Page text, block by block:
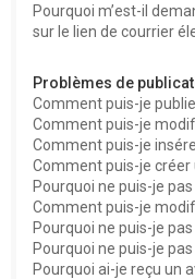
Pourquoi m’est-il
sur le lien de courrier
Problèmes de
Comment puis-je
Comment puis-je
Comment puis-je
Comment puis-je créer
Pourquoi ne puis-je
Comment puis-je
Pourquoi ne puis-je
Pourquoi ne puis-je
Pourquoi ai-je reçu un